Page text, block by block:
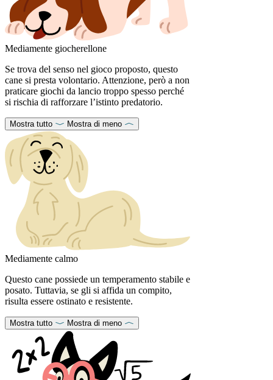
Mediamente giocherellone
Se trova del senso nel gioco proposto, questo
cane si presta volontario. Attenzione, però a non
praticare giochi da lancio troppo spesso perché
si rischia di rafforzare l’istinto predatorio.
Mostra tutto Mostra di meno
Mediamente calmo
Questo cane possiede un temperamento stabile e
posato. Tuttavia, se gli si affida un compito,
risulta essere ostinato e resistente.
Mostra tutto Mostra di meno